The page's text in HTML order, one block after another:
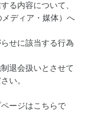
る内容について、
ディア・媒体）へ
せに該当する行為
退会扱いとさせて
い。
ージはこちらで